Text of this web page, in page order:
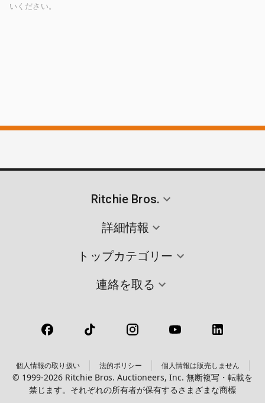
いください。
Ritchie Bros.
詳細情報
トップカテゴリー
連絡を取る
個人情報の取り扱い 法的ポリシー 個人情報は販売しません
© 1999-2026 Ritchie Bros. Auctioneers, Inc. 無断複写・転載を
禁じます。それぞれの所有者が保有するさまざまな商標